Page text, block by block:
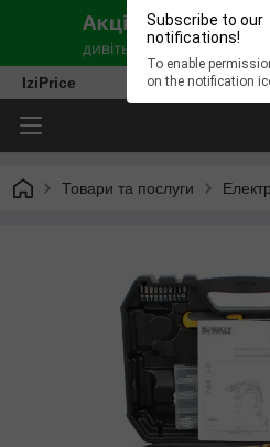
Subscribe to our
notifications!
To enable
on the notification
IziPrice
Товари та послуги